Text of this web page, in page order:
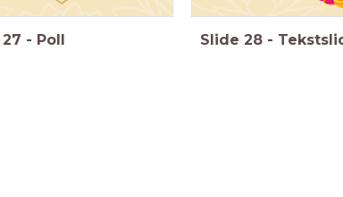
27 - Poll Slide 28 -